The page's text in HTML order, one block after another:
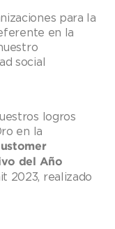
para la
en la
social
logros
en la
del Año
2023, realizado